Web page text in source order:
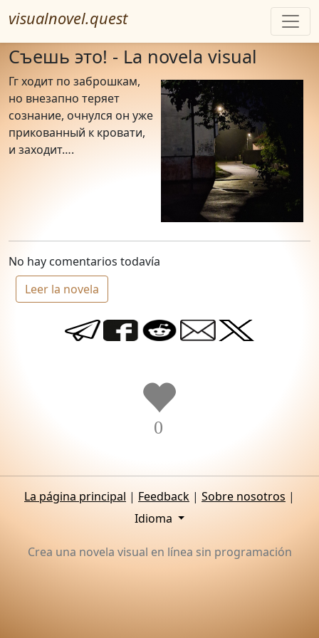
visualnovel.quest
Съешь это! - La novela visual
Гг ходит по заброшкам,
но внезапно теряет
сознание, очнулся он уже
прикованный к кровати,
и заходит….
No hay comentarios todavía
Leer la novela
0
La página principal | Feedback | Sobre nosotros |
Idioma
Crea una novela visual en línea sin programación